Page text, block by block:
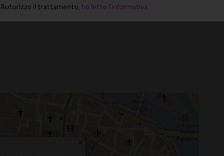
×
Autorizzo il trattamento, ho letto l'informativa